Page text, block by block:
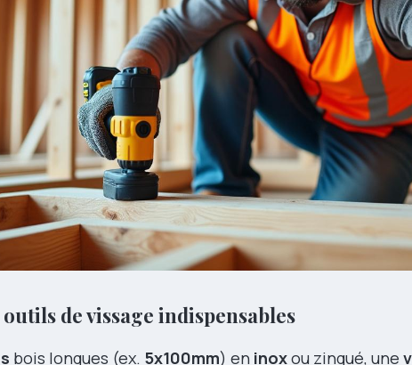
outils de vissage indispensables
bois longues (ex. 5x100mm) en inoxou zingué, une